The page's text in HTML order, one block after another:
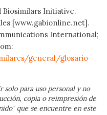
Biosimilars Initiative.
[www.gabionline.net].
International;
general/glosario-
solo para uso personal y no
copia o reimpresión de
que se encuentre en este